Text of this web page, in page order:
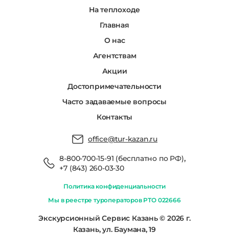
На теплоходе
Главная
О нас
Агентствам
Акции
Достопримечательности
Часто задаваемые вопросы
Контакты
office@tur-kazan.ru
8-800-700-15-91 (бесплатно по РФ),
+7 (843) 260-03-30
Политика конфиденциальности
Мы в реестре туроператоров РТО 022666
Экскурсионный Сервис Казань © 2026 г.
Казань, ул. Баумана, 19